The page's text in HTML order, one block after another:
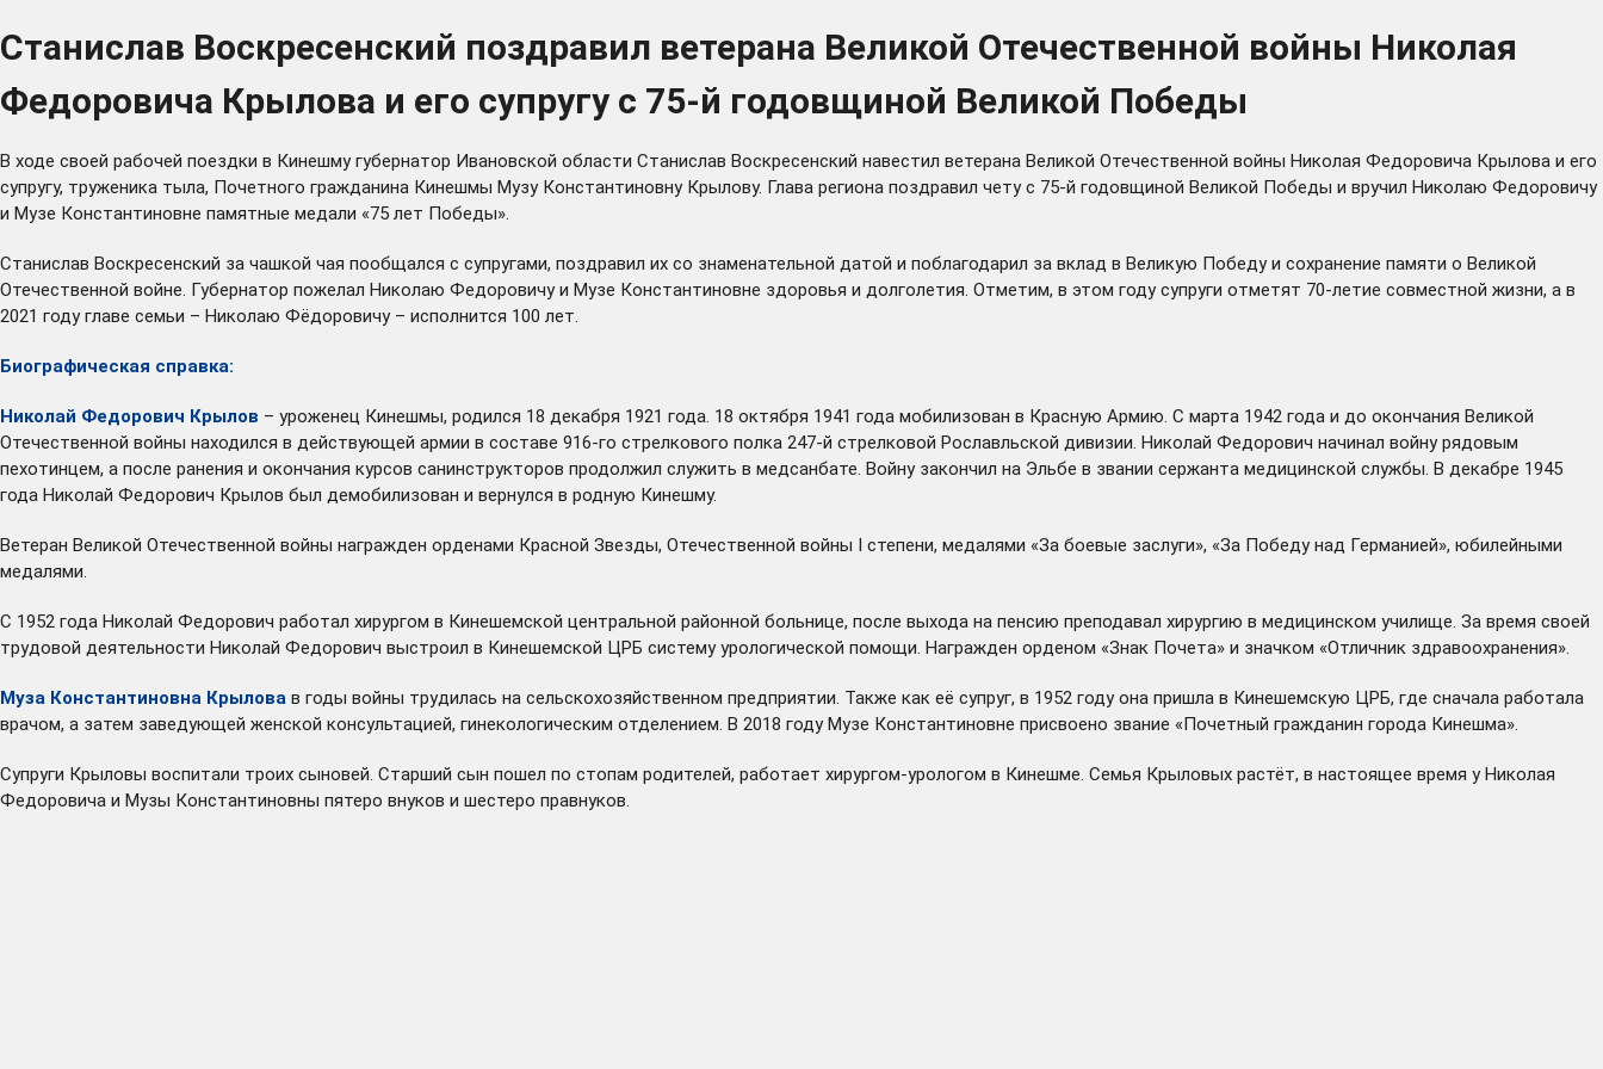
Станислав Воскресенский поздравил ветерана Великой Отечественной войны Николая
Федоровича Крылова и его супругу с 75-й годовщиной Великой Победы
В ходе своей рабочей поездки в Кинешму губернатор Ивановской области Станислав Воскресенский навестил ветерана Великой Отечественной войны Николая Федоровича Крылова и его
супругу, труженика тыла, Почетного гражданина Кинешмы Музу Константиновну Крылову. Глава региона поздравил чету с 75-й годовщиной Великой Победы и вручил Николаю Федоровичу
и Музе Константиновне памятные медали «75 лет Победы».
Станислав Воскресенский за чашкой чая пообщался с супругами, поздравил их со знаменательной датой и поблагодарил за вклад в Великую Победу и сохранение памяти о Великой
Отечественной войне. Губернатор пожелал Николаю Федоровичу и Музе Константиновне здоровья и долголетия. Отметим, в этом году супруги отметят 70-летие совместной жизни, а в
2021 году главе семьи – Николаю Фёдоровичу – исполнится 100 лет.
Биографическая справка:
Николай Федорович Крылов – уроженец Кинешмы, родился 18 декабря 1921 года. 18 октября 1941 года мобилизован в Красную Армию. С марта 1942 года и до окончания Великой
Отечественной войны находился в действующей армии в составе 916-го стрелкового полка 247-й стрелковой Рославльской дивизии. Николай Федорович начинал войну рядовым
пехотинцем, а после ранения и окончания курсов санинструкторов продолжил служить в медсанбате. Войну закончил на Эльбе в звании сержанта медицинской службы. В декабре 1945
года Николай Федорович Крылов был демобилизован и вернулся в родную Кинешму.
Ветеран Великой Отечественной войны награжден орденами Красной Звезды, Отечественной войны I степени, медалями «За боевые заслуги», «За Победу над Германией», юбилейными
медалями.
С 1952 года Николай Федорович работал хирургом в Кинешемской центральной районной больнице, после выхода на пенсию преподавал хирургию в медицинском училище. За время своей
трудовой деятельности Николай Федорович выстроил в Кинешемской ЦРБ систему урологической помощи. Награжден орденом «Знак Почета» и значком «Отличник здравоохранения».
Муза Константиновна Крылова в годы войны трудилась на сельскохозяйственном предприятии. Также как её супруг, в 1952 году она пришла в Кинешемскую ЦРБ, где сначала работала
врачом, а затем заведующей женской консультацией, гинекологическим отделением. В 2018 году Музе Константиновне присвоено звание «Почетный гражданин города Кинешма».
Супруги Крыловы воспитали троих сыновей. Старший сын пошел по стопам родителей, работает хирургом-урологом в Кинешме. Семья Крыловых растёт, в настоящее время у Николая
Федоровича и Музы Константиновны пятеро внуков и шестеро правнуков.